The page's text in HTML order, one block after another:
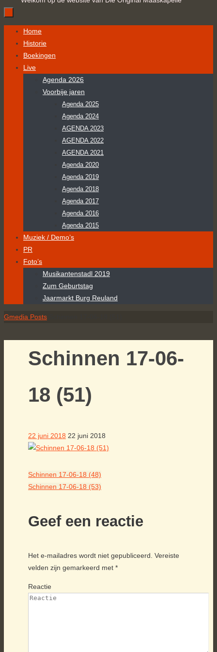
naar
inhoud
Home
Historie
Boekingen
Live
Agenda 2026
Voorbije jaren
Agenda 2025
Agenda 2024
AGENDA 2023
AGENDA 2022
AGENDA 2021
Agenda 2020
Agenda 2019
Agenda 2018
Agenda 2017
Agenda 2016
Agenda 2015
Muziek / Demo’s
PR
Foto’s
Musikantenstadl 2019
Zum Geburtstag
Jaarmarkt Burg Reuland
Home
Gmedia Posts
Schinnen 17-06-
18 (51)
22 juni 2018 22 juni 2018
Schinnen 17-06-18 (48)
Schinnen 17-06-18 (53)
Geef een reactie
Het e-mailadres wordt niet gepubliceerd. Vereiste
velden zijn gemarkeerd met *
Reactie